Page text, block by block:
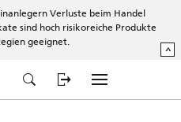
Verluste beim Handel
sind hoch risikoreiche Produkte
geeignet.
^